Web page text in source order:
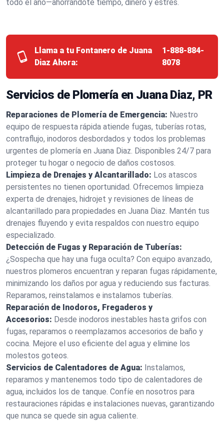
todo el año—ahorrándote tiempo, dinero y estrés.
Llama a tu Fontanero de Juana
Diaz Ahora:
1-888-884-
8078
Servicios de Plomería en Juana Diaz, PR
Reparaciones de Plomería de Emergencia: Nuestro
equipo de respuesta rápida atiende fugas, tuberías rotas,
contraflujo, inodoros desbordados y todos los problemas
urgentes de plomería en Juana Diaz. Disponibles 24/7 para
proteger tu hogar o negocio de daños costosos.
Limpieza de Drenajes y Alcantarillado: Los atascos
persistentes no tienen oportunidad. Ofrecemos limpieza
experta de drenajes, hidrojet y revisiones de líneas de
alcantarillado para propiedades en Juana Diaz. Mantén tus
drenajes fluyendo y evita respaldos con nuestro equipo
especializado.
Detección de Fugas y Reparación de Tuberías:
¿Sospecha que hay una fuga oculta? Con equipo avanzado,
nuestros plomeros encuentran y reparan fugas rápidamente,
minimizando los daños por agua y reduciendo sus facturas.
Reparamos, reinstalamos e instalamos tuberías.
Reparación de Inodoros, Fregaderos y
Accesorios: Desde inodoros inestables hasta grifos con
fugas, reparamos o reemplazamos accesorios de baño y
cocina. Mejore el uso eficiente del agua y elimine los
molestos goteos.
Servicios de Calentadores de Agua: Instalamos,
reparamos y mantenemos todo tipo de calentadores de
agua, incluidos los de tanque. Confíe en nosotros para
restauraciones rápidas e instalaciones nuevas, garantizando
que nunca se quede sin agua caliente.